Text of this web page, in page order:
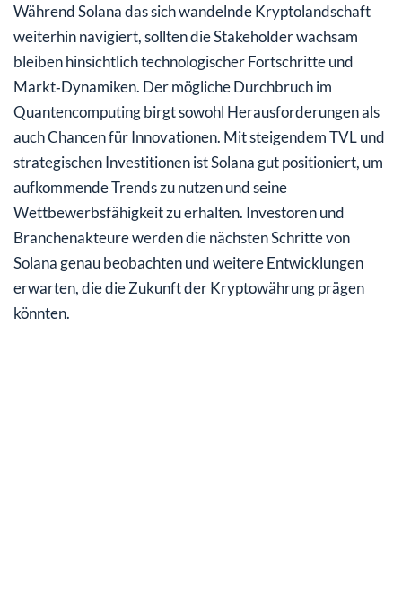
Während Solana das sich wandelnde Kryptolandschaft
weiterhin navigiert, sollten die Stakeholder wachsam
bleiben hinsichtlich technologischer Fortschritte und
Markt‑Dynamiken. Der mögliche Durchbruch im
Quantencomputing birgt sowohl Herausforderungen als
auch Chancen für Innovationen. Mit steigendem TVL und
strategischen Investitionen ist Solana gut positioniert, um
aufkommende Trends zu nutzen und seine
Wettbewerbsfähigkeit zu erhalten. Investoren und
Branchenakteure werden die nächsten Schritte von
Solana genau beobachten und weitere Entwicklungen
erwarten, die die Zukunft der Kryptowährung prägen
könnten.